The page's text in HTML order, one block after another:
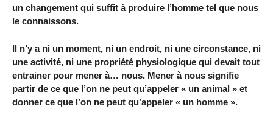
un changement qui suffit à produire l’homme tel que nous
le connaissons.
Il n’y a ni un moment, ni un endroit, ni une circonstance, ni
une activité, ni une propriété physiologique qui devait tout
entrainer pour mener à… nous. Mener à nous signifie
partir de ce que l’on ne peut qu’appeler « un animal » et
donner ce que l’on ne peut qu’appeler « un homme ».